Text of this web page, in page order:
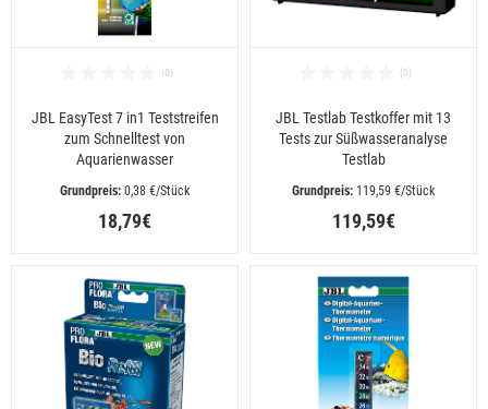
JBL EasyTest 7 in1 Teststreifen
zum Schnelltest von
Aquarienwasser
0,38 €/Stück
18,79€
JBL Testlab Testkoffer mit 13
Tests zur Süßwasseranalyse
Testlab
119,59 €/Stück
119,59€